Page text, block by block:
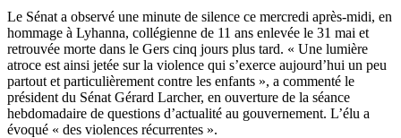
Le Sénat a observé une minute de silence ce mercredi après-midi, en
hommage à Lyhanna, collégienne de 11 ans enlevée le 31 mai et
retrouvée morte dans le Gers cinq jours plus tard. « Une lumière
atroce est ainsi jetée sur la violence qui s’exerce aujourd’hui un peu
partout et particulièrement contre les enfants », a commenté le
président du Sénat Gérard Larcher, en ouverture de la séance
hebdomadaire de questions d’actualité au gouvernement. L’élu a
évoqué « des violences récurrentes ».